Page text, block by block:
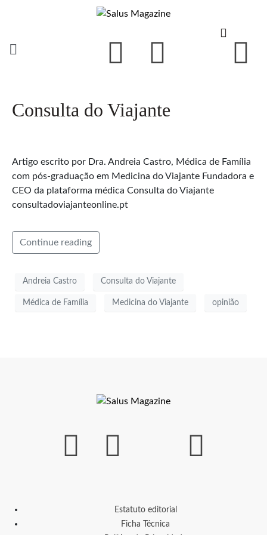
Consulta do Viajante
Artigo escrito por Dra. Andreia Castro, Médica de Família
com pós-graduação em Medicina do Viajante Fundadora e
CEO da plataforma médica Consulta do Viajante
consultadoviajanteonline.pt
Continue reading
Andreia Castro Consulta do Viajante
Médica de Família Medicina do Viajante opinião
Estatuto editorial
Ficha Técnica